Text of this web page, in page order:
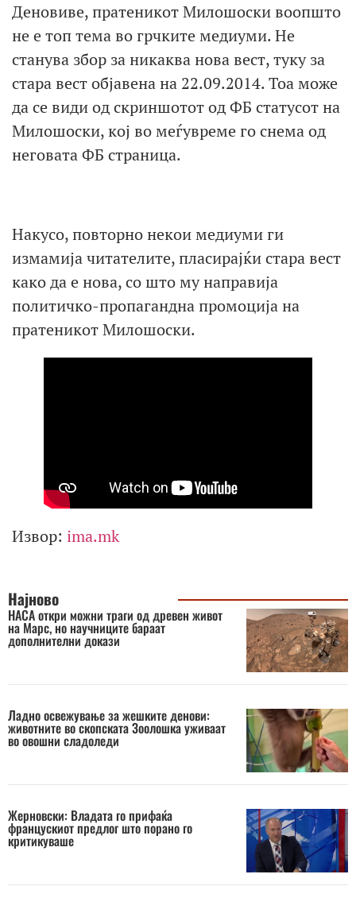
Деновиве, пратеникот Милошоски воопшто
не е топ тема во грчките медиуми. Не
станува збор за никаква нова вест, туку за
стара вест објавена на 22.09.2014. Тоа може
да се види од скриншотот од ФБ статусот на
Милошоски, кој во меѓувреме го снема од
неговата ФБ страница.
Накусо, повторно некои медиуми ги
измамија читателите, пласирајќи стара вест
како да е нова, со што му направија
политичко-пропагандна промоција на
пратеникот Милошоски.
Извор: ima.mk
Најново
НАСА откри можни траги од древен живот
на Марс, но научниците бараат
дополнителни докази
Ладно освежување за жешките денови:
животните во скопската Зоолошка уживаат
во овошни сладоледи
Жерновски: Владата го прифаќа
францускиот предлог што порано го
критикуваше